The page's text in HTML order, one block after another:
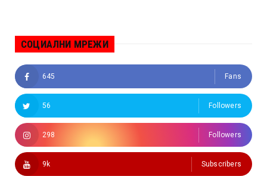
СОЦИАЛНИ МРЕЖИ
645 Fans
56 Followers
298 Followers
9k Subscribers